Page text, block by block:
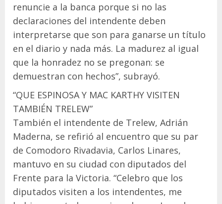
renuncie a la banca porque si no las
declaraciones del intendente deben
interpretarse que son para ganarse un título
en el diario y nada más. La madurez al igual
que la honradez no se pregonan: se
demuestran con hechos”, subrayó.
“QUE ESPINOSA Y MAC KARTHY VISITEN
TAMBIÉN TRELEW”
También el intendente de Trelew, Adrián
Maderna, se refirió al encuentro que su par
de Comodoro Rivadavia, Carlos Linares,
mantuvo en su ciudad con diputados del
Frente para la Victoria. “Celebro que los
diputados visiten a los intendentes, me